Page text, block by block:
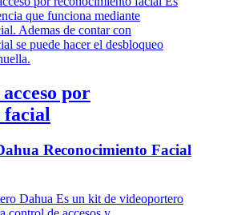
por
facial
Reconocimiento Facial